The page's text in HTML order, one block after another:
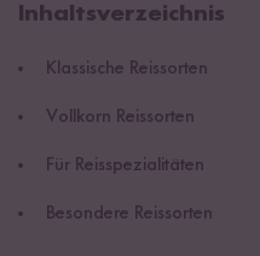
Inhaltsverzeichnis
Klassische Reissorten
Vollkorn Reissorten
Für Reisspezialitäten
Besondere Reissorten